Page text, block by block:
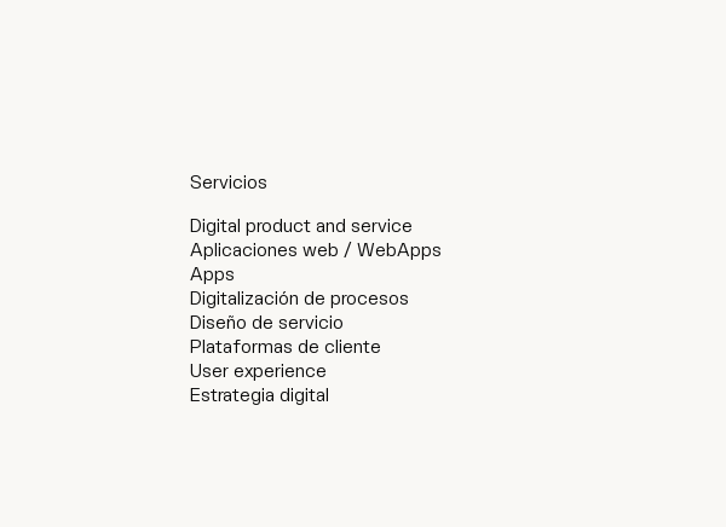
Servicios
Digital product and service
Aplicaciones web / WebApps
Apps
Digitalización de procesos
Diseño de servicio
Plataformas de cliente
User experience
Estrategia digital